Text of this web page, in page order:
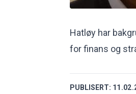
Hatløy har
for finans og
PUBLISERT: